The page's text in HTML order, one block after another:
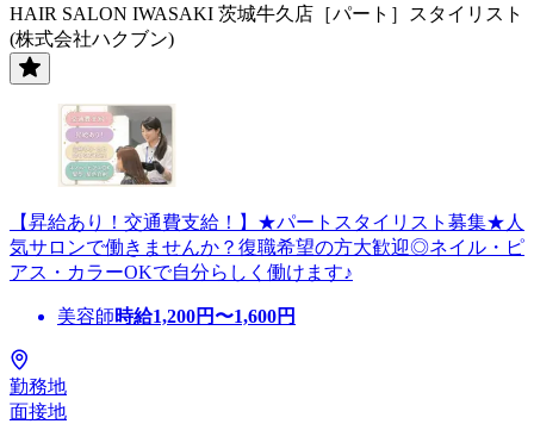
HAIR SALON IWASAKI 茨城牛久店［パート］スタイリスト
(株式会社ハクブン)
【昇給あり！交通費支給！】★パートスタイリスト募集★人
気サロンで働きませんか？復職希望の方大歓迎◎ネイル・ピ
アス・カラーOKで自分らしく働けます♪
美容師時給1,200円〜1,600円
勤務地
面接地